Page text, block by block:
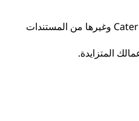
تتوفر كتيبات منتجات Caterpillar وغيرها من المستندات
المتزايدة.